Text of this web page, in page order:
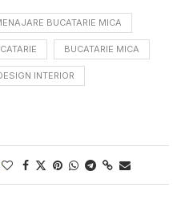
BUCATARIE MICA
BUCATARIE MICA
INTERIOR